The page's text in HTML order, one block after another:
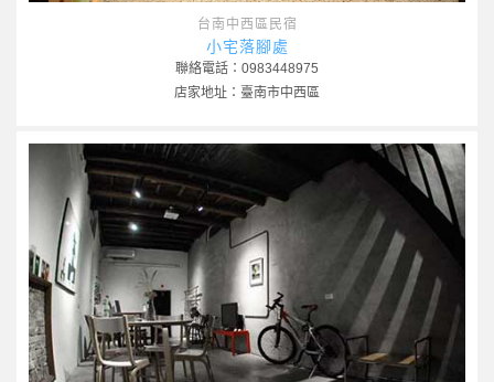
台南中西區民宿
小宅落腳處
聯絡電話：0983448975
店家地址：臺南市中西區